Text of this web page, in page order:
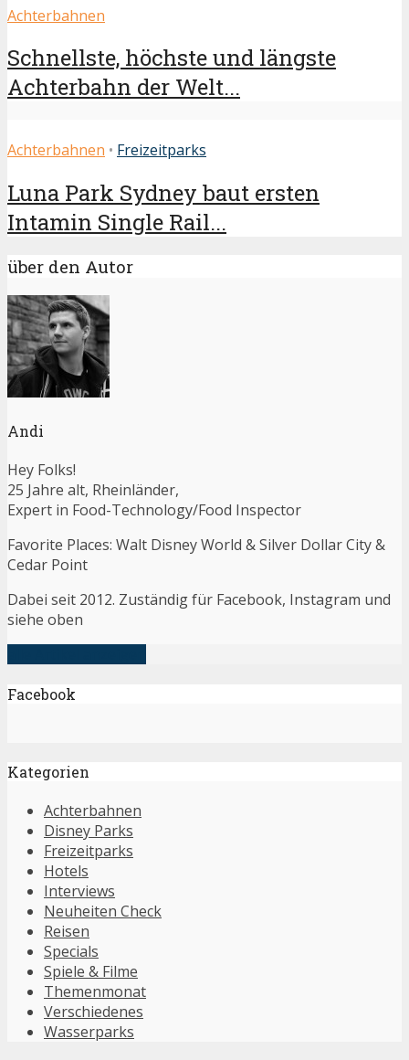
Achterbahnen
Schnellste, höchste und längste
Achterbahn der Welt...
Achterbahnen • Freizeitparks
Luna Park Sydney baut ersten
Intamin Single Rail...
über den Autor
Andi
Hey Folks!
25 Jahre alt, Rheinländer,
Expert in Food-Technology/Food Inspector
Favorite Places: Walt Disney World & Silver Dollar City &
Cedar Point
Dabei seit 2012. Zuständig für Facebook, Instagram und
siehe oben
Facebook
Kategorien
Achterbahnen
Disney Parks
Freizeitparks
Hotels
Interviews
Neuheiten Check
Reisen
Specials
Spiele & Filme
Themenmonat
Verschiedenes
Wasserparks